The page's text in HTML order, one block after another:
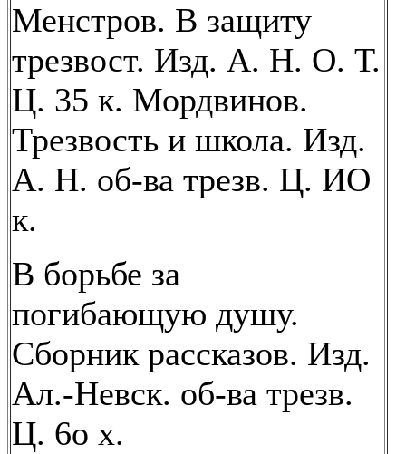
Менстров. В защиту
трезвост. Изд. А. Н. О. Т.
Ц. 35 к. Мордвинов.
Трезвость и школа. Изд.
А. Н. об-ва трезв. Ц. ИО
к.
В борьбе за
погибающую душу.
Сборник рассказов. Изд.
Ал.-Невск. об-ва трезв.
Ц. 6о х.